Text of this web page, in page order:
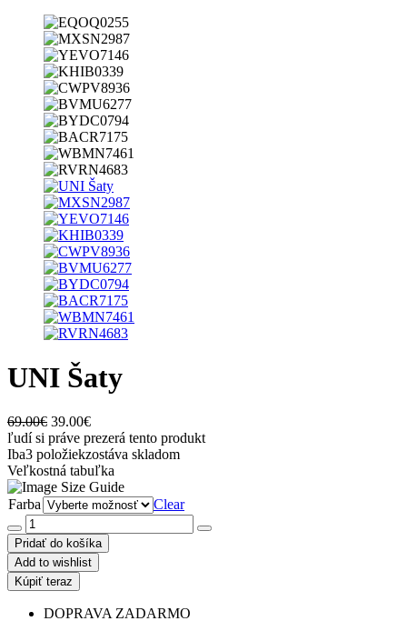
UNI Šaty
69.00€ Original
price
was:
69.00€.
39.00€Current
price
is:
39.00€.
ľudí si práve prezerá tento produkt
Iba3 položiekzostáva skladom
Veľkostná tabuľka
Farba
Clear
množstvo
UNI
Šaty
Pridať do košíka
Add to wishlist
Kúpiť teraz
DOPRAVA ZADARMO